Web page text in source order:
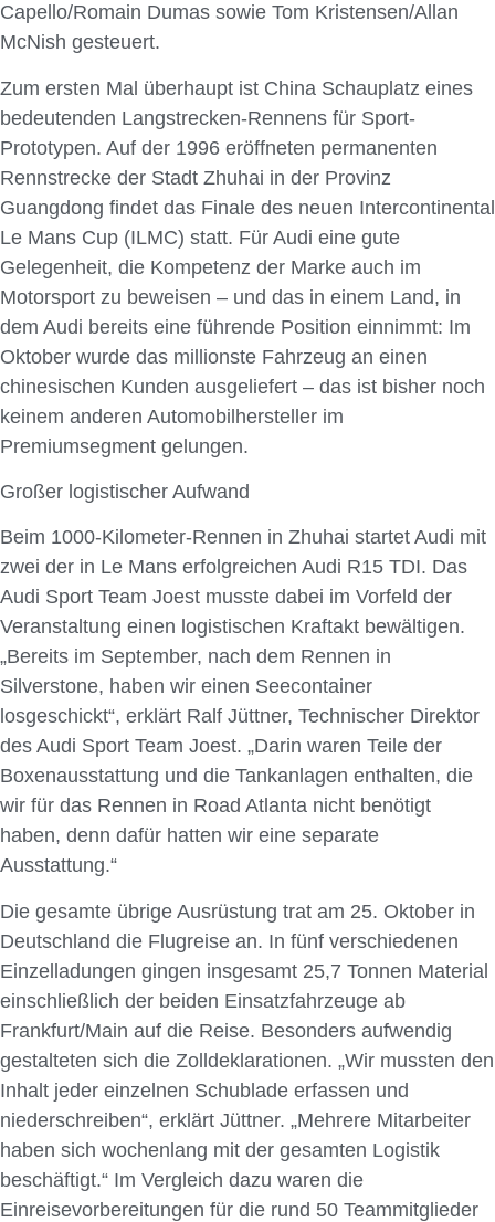
Capello/Romain Dumas sowie Tom Kristensen/Allan
McNish gesteuert.
Zum ersten Mal überhaupt ist China Schauplatz eines
bedeutenden Langstrecken-Rennens für Sport-
Prototypen. Auf der 1996 eröffneten permanenten
Rennstrecke der Stadt Zhuhai in der Provinz
Guangdong findet das Finale des neuen Intercontinental
Le Mans Cup (ILMC) statt. Für Audi eine gute
Gelegenheit, die Kompetenz der Marke auch im
Motorsport zu beweisen – und das in einem Land, in
dem Audi bereits eine führende Position einnimmt: Im
Oktober wurde das millionste Fahrzeug an einen
chinesischen Kunden ausgeliefert – das ist bisher noch
keinem anderen Automobilhersteller im
Premiumsegment gelungen.
Großer logistischer Aufwand
Beim 1000-Kilometer-Rennen in Zhuhai startet Audi mit
zwei der in Le Mans erfolgreichen Audi R15 TDI. Das
Audi Sport Team Joest musste dabei im Vorfeld der
Veranstaltung einen logistischen Kraftakt bewältigen.
„Bereits im September, nach dem Rennen in
Silverstone, haben wir einen Seecontainer
losgeschickt“, erklärt Ralf Jüttner, Technischer Direktor
des Audi Sport Team Joest. „Darin waren Teile der
Boxenausstattung und die Tankanlagen enthalten, die
wir für das Rennen in Road Atlanta nicht benötigt
haben, denn dafür hatten wir eine separate
Ausstattung.“
Die gesamte übrige Ausrüstung trat am 25. Oktober in
Deutschland die Flugreise an. In fünf verschiedenen
Einzelladungen gingen insgesamt 25,7 Tonnen Material
einschließlich der beiden Einsatzfahrzeuge ab
Frankfurt/Main auf die Reise. Besonders aufwendig
gestalteten sich die Zolldeklarationen. „Wir mussten den
Inhalt jeder einzelnen Schublade erfassen und
niederschreiben“, erklärt Jüttner. „Mehrere Mitarbeiter
haben sich wochenlang mit der gesamten Logistik
beschäftigt.“ Im Vergleich dazu waren die
Einreisevorbereitungen für die rund 50 Teammitglieder